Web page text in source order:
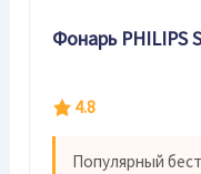
Фонарь PHILIPS
4.8
Популярный